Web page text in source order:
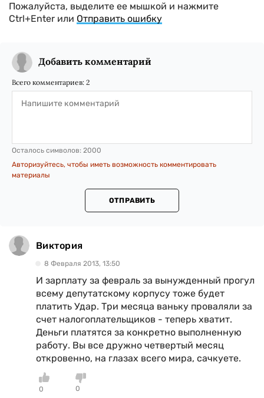
Пожалуйста, выделите ее мышкой и нажмите
Ctrl+Enter или Отправить ошибку
Добавить комментарий
Всего комментариев: 2
Осталось символов: 2000
Авторизуйтесь, чтобы иметь возможность комментировать
материалы
ОТПРАВИТЬ
Виктория
8 Февраля 2013, 13:50
И зарплату за февраль за вынужденный прогул
всему депутатскому корпусу тоже будет
платить Удар. Три месяца ваньку проваляли за
счет налогоплательщиков - теперь хватит.
Деньги платятся за конкретно выполненную
работу. Вы все дружно четвертый месяц
откровенно, на глазах всего мира, сачкуете.
0
0